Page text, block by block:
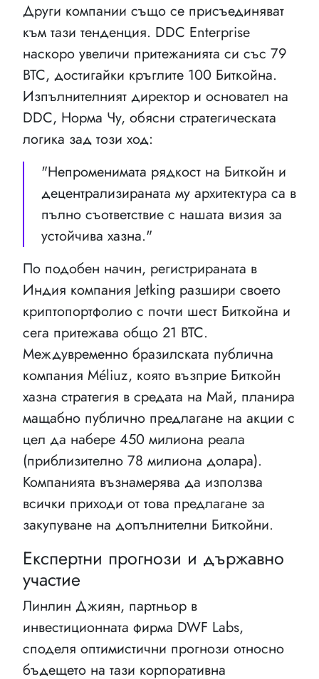
Други компании също се присъединяват
към тази тенденция. DDC Enterprise
наскоро увеличи притежанията си със 79
BTC, достигайки кръглите 100 Биткойна.
Изпълнителният директор и основател на
DDC, Норма Чу, обясни стратегическата
логика зад този ход:
"Непроменимата рядкост на Биткойн и
децентрализираната му архитектура са в
пълно съответствие с нашата визия за
устойчива хазна."
По подобен начин, регистрираната в
Индия компания Jetking разшири своето
криптопортфолио с почти шест Биткойна и
сега притежава общо 21 BTC.
Междувременно бразилската публична
компания Méliuz, която възприе Биткойн
хазна стратегия в средата на Май, планира
мащабно публично предлагане на акции с
цел да набере 450 милиона реала
(приблизително 78 милиона долара).
Компанията възнамерява да използва
всички приходи от това предлагане за
закупуване на допълнителни Биткойни.
Експертни прогнози и държавно
участие
Линлин Джиян, партньор в
инвестиционната фирма DWF Labs,
споделя оптимистични прогнози относно
бъдещето на тази корпоративна